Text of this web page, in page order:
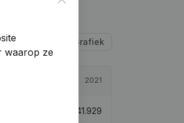
Grafiek
2021
841.929
waarop ze